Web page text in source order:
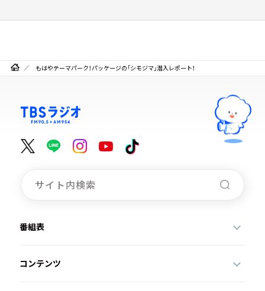
もはやテーマパーク！パッケージの「シモジマ」潜入レポート！
番組表
コンテンツ